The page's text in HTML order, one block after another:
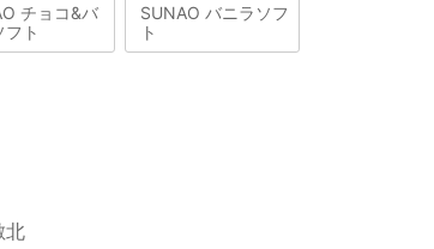
チョコ&バ
フト
SUNAO バニラソフ
ト
北